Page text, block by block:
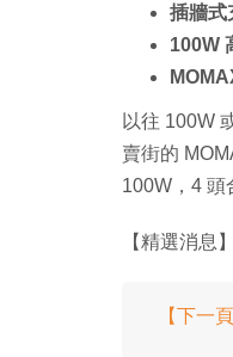
插牆式
100W
以往 100W
賣街的
100W，4 頭
【精選消息
【下一頁